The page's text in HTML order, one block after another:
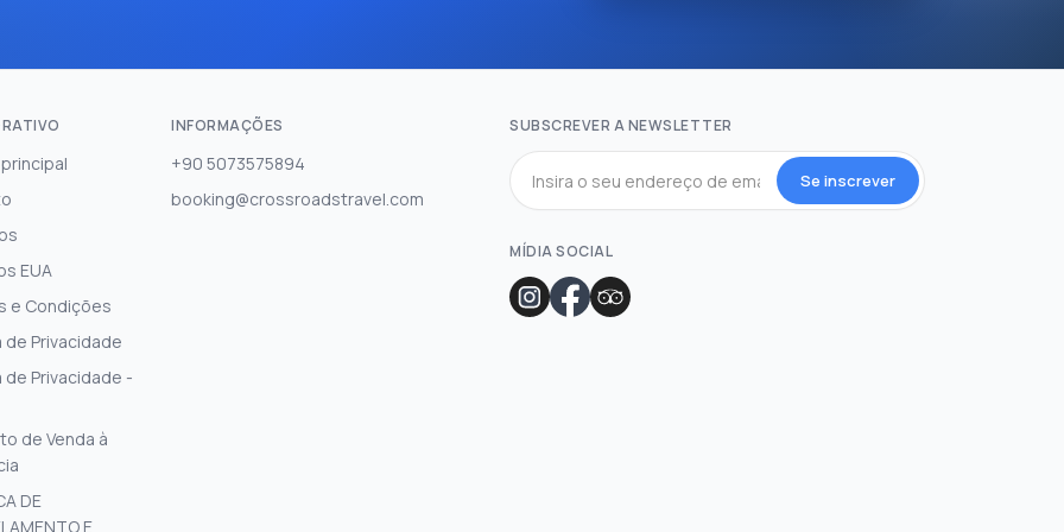
EUA
e Condições
de Privacidade
de Privacidade -
de Venda à
DE
E
INFORMAÇÕES
+90 5073575894
booking@crossroadstravel.com
SUBSCREVER A NEWSLETTER
Se inscrever
MÍDIA SOCIAL